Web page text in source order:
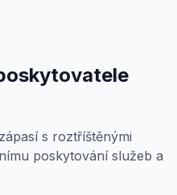
s roztříštěnými
poskytování služeb a